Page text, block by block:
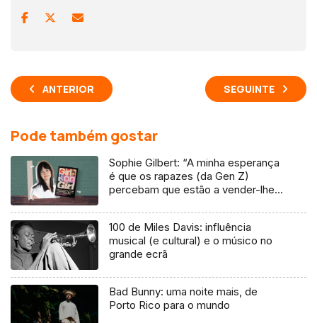
ANTERIOR SEGUINTE
Pode também gostar
Sophie Gilbert: “A minha esperança
é que os rapazes (da Gen Z)
percebam que estão a vender-lhes
100 de Miles Davis: influência
musical (e cultural) e o músico no
grande ecrã
Bad Bunny: uma noite mais, de
Porto Rico para o mundo